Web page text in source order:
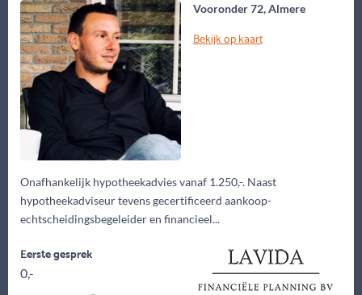
Vooronder 72, Almere
Bekijk op kaart
Onafhankelijk hypotheekadvies vanaf 1.250,-. Naast
hypotheekadviseur tevens gecertificeerd aankoop-
echtscheidingsbegeleider en financieel...
Eerste gesprek
0,-